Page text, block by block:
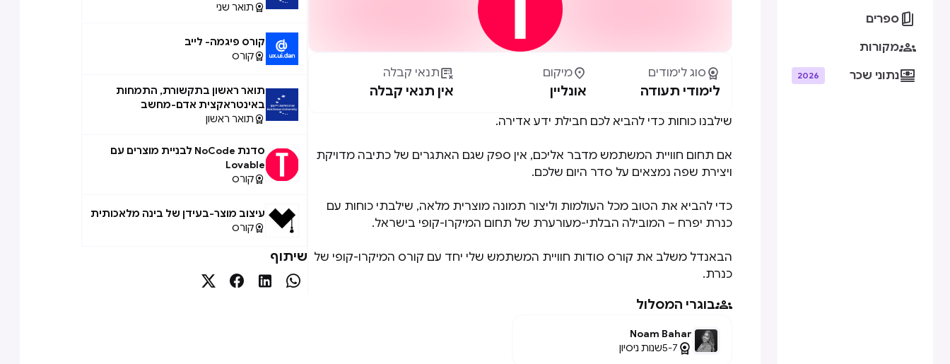
 ספרים
מקורות
נתוני שכר 2026
 סוג לימודים
לימודי תעודה
מיקום
אונליין
תנאי קבלה
אין תנאי קבלה
שילבנו כוחות כדי להביא לכם חבילת ידע אדירה.
אם תחום חוויית המשתמש מדבר אליכם, אין ספק שגם האתגרים של כתיבה מדויקת
ויצירת שפה נמצאים על סדר היום שלכם.
כדי להביא את הטוב מכל העולמות וליצור תמונה מוצרית מלאה, שילבתי כוחות עם
כנרת יפרח – המובילה הבלתי-מעורערת של תחום המיקרו-קופי בישראל.
הבאנדל משלב את קורס סודות חוויית המשתמש שלי יחד עם קורס המיקרו-קופי של
כנרת.
תואר שני
קורס פיגמה- לייב
קורס
תואר ראשון בתקשורת, התמחות
באינטראקצית אדם-מחשב
תואר ראשון
סדנת NoCode לבניית מוצרים עם
Lovable
קורס
עיצוב מוצר-בעידן של בינה מלאכותית
קורס
שיתוף




בוגרי המסלול
Noam Bahar

5-7שנות ניסיון